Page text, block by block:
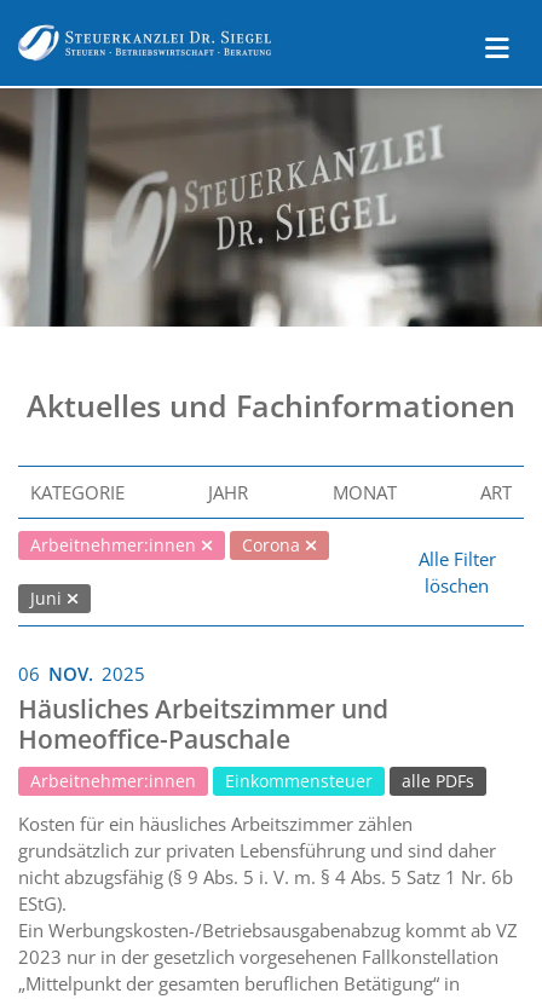
Aktuelles und Fachinformationen
KATEGORIE JAHR MONAT ART
Arbeitnehmer:innen Corona
Juni
Alle Filter
löschen
06 NOV. 2025
Häusliches Arbeitszimmer und
Homeoffice-Pauschale
Arbeitnehmer:innen Einkommensteuer alle PDFs
Kosten für ein häusliches Arbeitszimmer zählen
grundsätzlich zur privaten Lebensführung und sind daher
nicht abzugsfähig (§ 9 Abs. 5 i. V. m. § 4 Abs. 5 Satz 1 Nr. 6b
EStG).
Ein Werbungskosten-/Betriebsausgabenabzug kommt ab VZ
2023 nur in der gesetzlich vorgesehenen Fallkonstellation
„Mittelpunkt der gesamten beruflichen Betätigung“ in